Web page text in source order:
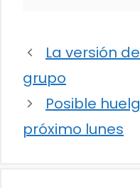
La versión
grupo
Posible
próximo lunes